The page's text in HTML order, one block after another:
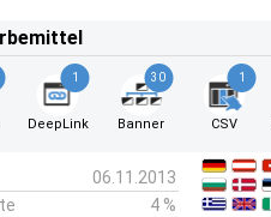
1
DeepLink
30
Banner
1
CSV
06.11.2013
4 %